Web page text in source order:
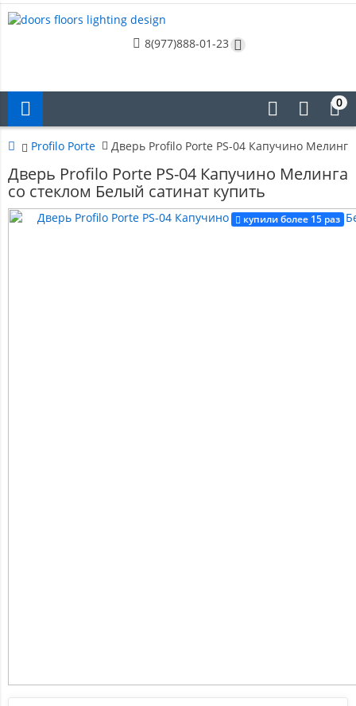
8(977)888-01-23
0
Profilo Porte Дверь Profilo Porte PS-04 Капучино
Дверь Profilo Porte PS-04 Капучино Мелинга
со стеклом Белый сатинат купить
купили более 15 раз